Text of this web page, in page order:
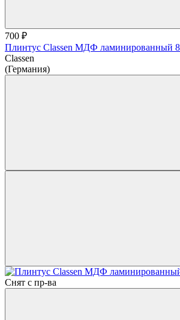
700 ₽
Плинтус Classen МДФ ламинированный
Classen
(Германия)
Снят с пр-ва